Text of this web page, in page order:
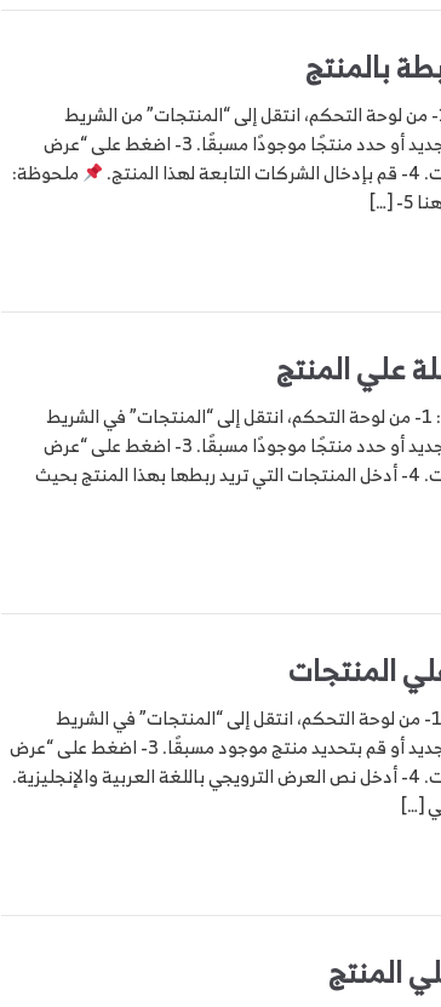
بالمنتج
خطوات اضافة الشركات المرتبطة بالمنتج : 1- من لوحة التحكم، انتقل إلى “المنتجات” من الشريط
الجانبي. 2- اضغط على “إدراج” لإضافة منتج جديد أو حدد منتجًا موجودًا مسبقًا. 3- اضغط على “عرض
ملحوظة:
[…]
علي المنتج
خطوات اضافة منتجات ذات صلة علي المنتج : 1- من لوحة التحكم، انتقل إلى “المنتجات” في الشريط
الجانبي. 2- اضغط على “إدراج” لإضافة منتج جديد أو حدد منتجًا موجودًا مسبقًا. 3- اضغط على “عرض
الإعدادات المتقدمة” لعرض المزيد من الخيارات. 4- أدخل المنتجات التي تريد ربطها بهذا المنتج بحيث
المنتجات
خطوات اضافة عرض ترويجي علي المنتجات : 1- من لوحة التحكم، انتقل إلى “المنتجات” في الشريط
الجانبي. 2- اضغط على “إدراج” لإضافة منتج جديد أو قم بتحديد منتج موجود مسبقًا. 3- اضغط على “عرض
الإعدادات المتقدمة” لعرض المزيد من الخيارات. 4- أدخل نص العرض الترويجي باللغة العربية والإنجليزية.
المنتج